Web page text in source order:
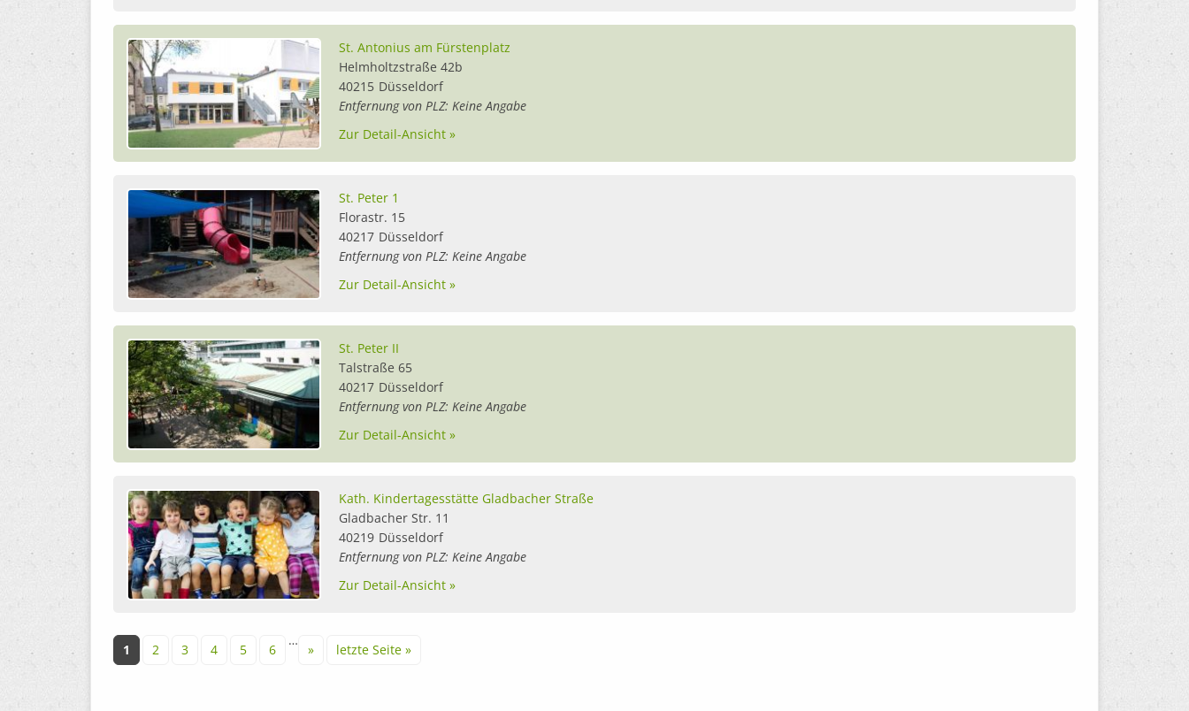
St. Antonius am Fürstenplatz
Helmholtzstraße 42b
40215 Düsseldorf
Entfernung von PLZ: Keine Angabe
Zur Detail-Ansicht »
St. Peter 1
Florastr. 15
40217 Düsseldorf
Entfernung von PLZ: Keine Angabe
Zur Detail-Ansicht »
St. Peter II
Talstraße 65
40217 Düsseldorf
Entfernung von PLZ: Keine Angabe
Zur Detail-Ansicht »
Kath. Kindertagesstätte Gladbacher Straße
Gladbacher Str. 11
40219 Düsseldorf
Entfernung von PLZ: Keine Angabe
Zur Detail-Ansicht »
Seiten
1 2 3 4 5 6
…
» letzte Seite »